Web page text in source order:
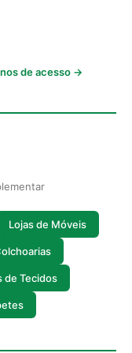
de acesso →
Lojas de Móveis
de Tecidos